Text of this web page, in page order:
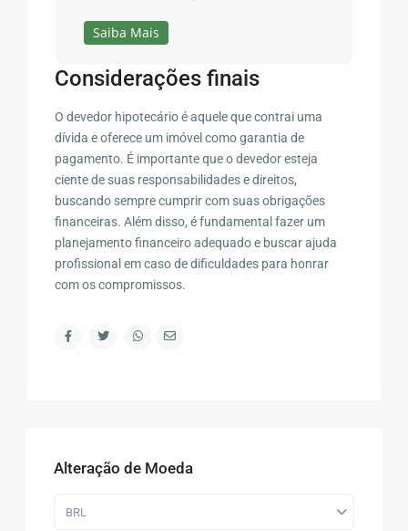
Saiba Mais
Considerações finais
O devedor hipotecário é aquele que contrai uma
dívida e oferece um imóvel como garantia de
pagamento. É importante que o devedor esteja
ciente de suas responsabilidades e direitos,
buscando sempre cumprir com suas obrigações
financeiras. Além disso, é fundamental fazer um
planejamento financeiro adequado e buscar ajuda
profissional em caso de dificuldades para honrar
com os compromissos.
Alteração de Moeda
BRL